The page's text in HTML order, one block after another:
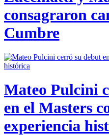
consagraron
Cumbre
Mateo Pulcini
en el Masters
experiencia